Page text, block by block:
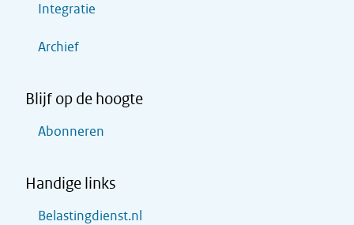
Integratie
Archief
Blijf op de hoogte
Abonneren
Handige links
Belastingdienst.nl